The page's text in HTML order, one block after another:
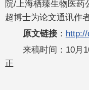
院/上海栖臻生物医药
超博士为论文通讯作者
原文链接：
来稿时间：10月
正